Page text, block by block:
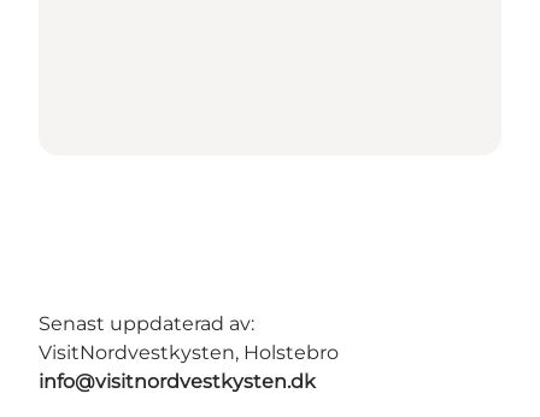
Senast uppdaterad av:
VisitNordvestkysten, Holstebro
info@visitnordvestkysten.dk